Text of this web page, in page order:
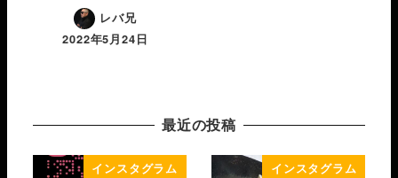
レバ兄
2022年5月24日
最近の投稿
インスタグラム インスタグラム